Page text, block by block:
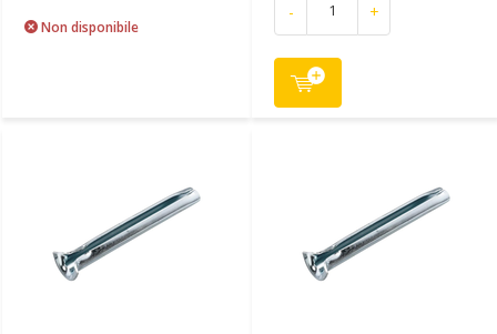
Non disponibile
- +